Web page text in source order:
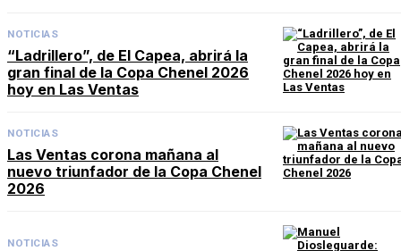
NOTICIAS
“Ladrillero”, de El Capea, abrirá la
gran final de la Copa Chenel 2026
hoy en Las Ventas
NOTICIAS
Las Ventas corona mañana al
nuevo triunfador de la Copa Chenel
2026
NOTICIAS